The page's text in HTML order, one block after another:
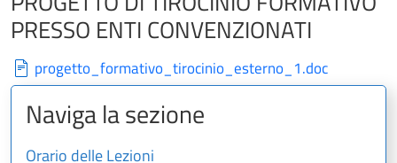
PRESSO ENTI CONVENZIONATI
progetto_formativo_tirocinio_esterno_1.doc
Naviga la sezione
Orario delle Lezioni